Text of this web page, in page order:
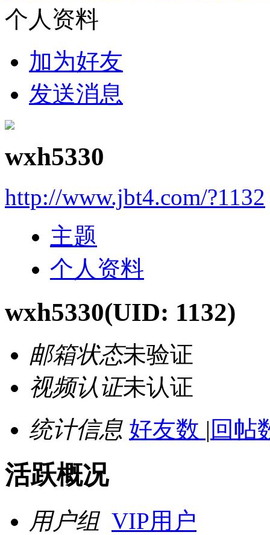
个人资料
加为好友
发送消息
wxh5330
http://www.jbt4.com/?1132
主题
个人资料
wxh5330(UID: 1132)
邮箱状态未验证
视频认证未认证
统计信息 好友数 | 回帖
活跃概况
用户组 VIP用户